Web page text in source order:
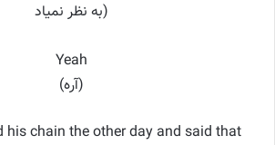
به نظر نمیاد)
Yeah
(آره)
his chain the other day and said that